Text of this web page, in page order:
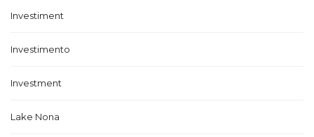
Investiment
Investimento
Investment
Lake Nona